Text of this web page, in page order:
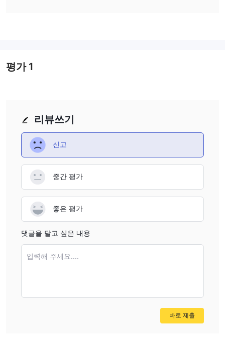
가 클수록 예치 자금을 잃을 위험이 커집니다. 레버리지의 사용은 유
Astra Montis은 MetaTrader 5 (MT5)
자산 클래스에서 1000개 이상의 거래 상품에 액세스할 수 있습니다.
MT5는 시장에서 선도적인 거래 플랫폼 중 하나입니다. 고급 거래 도
구뿐만 아니라 사용자 친화적인 인터페이스도 제공합니다.
리뷰쓰기
신고
중간 평가
좋은 평가
댓글을 달고 싶은 내용
입력해 주세요....
바로 제출
평가1